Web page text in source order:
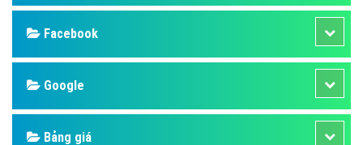
Facebook
Google
Bảng giá